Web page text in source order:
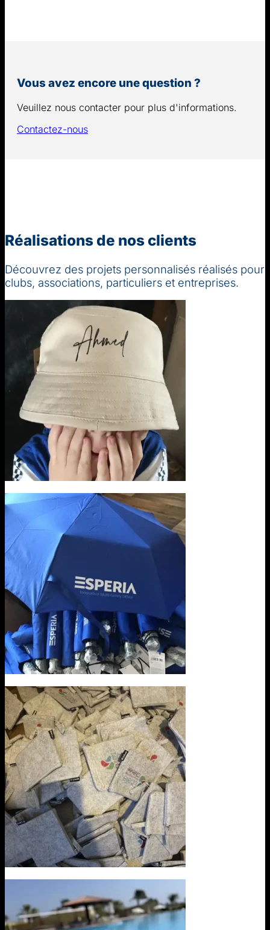
Vous avez encore une question ?
Veuillez nous contacter pour plus d'informations.
Contactez-nous
Réalisations de nos clients
Découvrez des projets personnalisés réalisés pour
clubs, associations, particuliers et entreprises.